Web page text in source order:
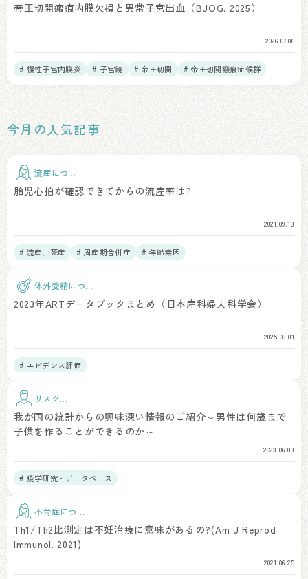
帝王切開瘢痕内膜欠損と異常子宮出血（BJOG. 2025）
2026.07.06
# 慢性子宮内膜炎 # 子宮鏡 # 帝王切開
# 帝王切開瘢痕症候群
# 反復着床不全（RIF）
今月の人気記事
流産につい
胎児心拍が確認できてからの流産率は?
2021.09.13
# 流産、死産 # 周産期合併症 # 年齢素因
体外受精につい
て
2023年ARTデータブックまとめ（日本産科婦人科学会）
2025.09.01
# エビデンス評価
リスク因
我が国の統計からの興味深い情報のご紹介～男性は何歳まで
子供を作ることができるのか～
2023.06.03
# 疫学研究・データベース
不育症につい
Th1/Th2比測定は不妊治療に意味があるの?(Am J Reprod
Immunol. 2021)
2021.06.25